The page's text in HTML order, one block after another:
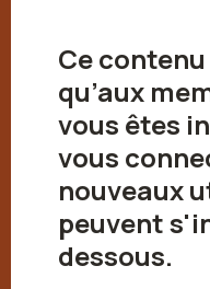
Ce
qu’aux
vous êtes
vous
nouveaux
peuvent
dessous.